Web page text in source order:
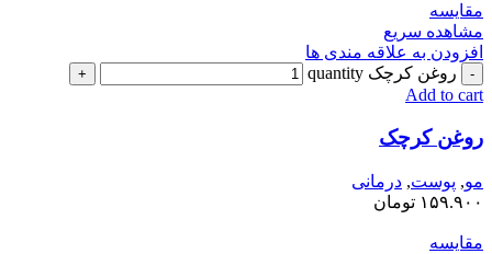
مقایسه
مشاهده سریع
افزودن به علاقه مندی ها
روغن کرچک quantity
Add to cart
روغن کرچک
مو, پوست, درمانی
۱۵۹.۹۰۰ تومان
مقایسه